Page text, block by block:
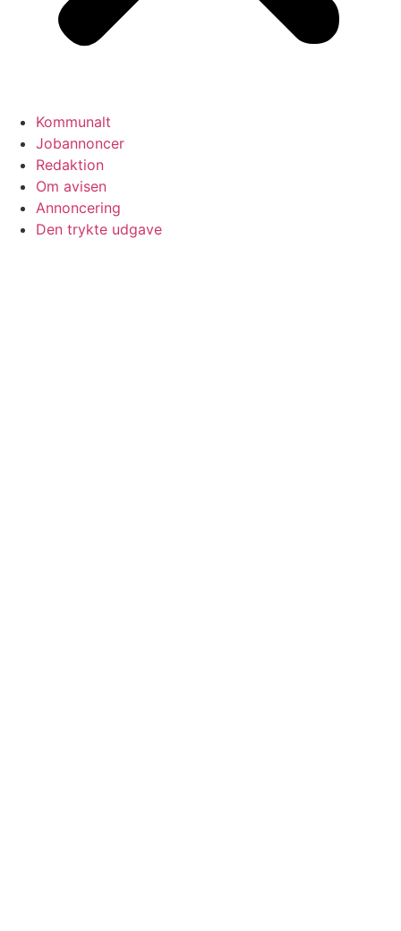
Kommunalt
Jobannoncer
Redaktion
Om avisen
Annoncering
Den trykte udgave